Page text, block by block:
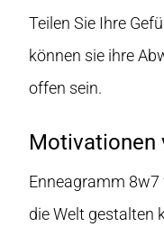
Teilen Sie Ihre
können sie ihre
offen sein.
Motivationen
Enneagramm
die Welt gestalten